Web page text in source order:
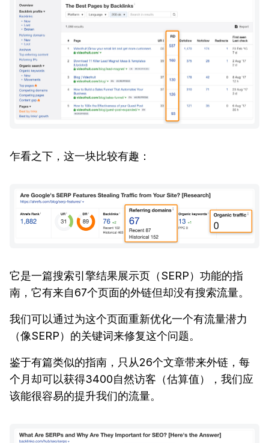
乍看之下，这一块比较有趣：
它是一篇搜索引擎结果展示页（SERP）功能的指
南，它有来自67个页面的外链但却没有搜索流量。
我们可以通过为这个页面重新优化一个有流量潜力
（像SERP）的关键词来修复这个问题。
鉴于有篇类似的指南，只从26个文章带来外链，每
个月却可以获得3400自然访客（估算值），我们应
该能很容易的提升我们的流量。